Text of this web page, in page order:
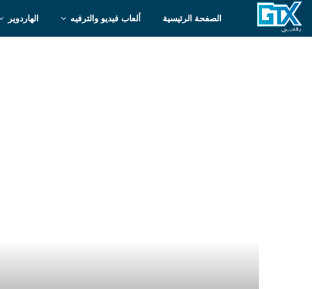
الصفحة الرئيسية ألعاب فيديو والترفيه الهاردوير